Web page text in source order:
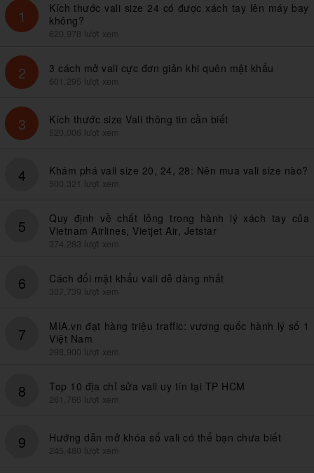
1
Kích thước vali size 24 có được xách tay lên máy bay
không?
620,978 lượt xem
2 3 cách mở vali cực đơn giản khi quên mật khẩu
601,295 lượt xem
3 Kích thước size Vali thông tin cần biết
520,006 lượt xem
4 Khám phá vali size 20, 24, 28: Nên mua vali size nào?
500,321 lượt xem
5
Quy định về chất lỏng trong hành lý xách tay của
Vietnam Airlines, Vietjet Air, Jetstar
374,283 lượt xem
6 Cách đổi mật khẩu vali dễ dàng nhất
307,739 lượt xem
7
MIA.vn đạt hàng triệu traffic: vương quốc hành lý số 1
Việt Nam
298,900 lượt xem
8 Top 10 địa chỉ sửa vali uy tín tại TP HCM
261,766 lượt xem
9 Hướng dẫn mở khóa số vali có thể bạn chưa biết
245,480 lượt xem